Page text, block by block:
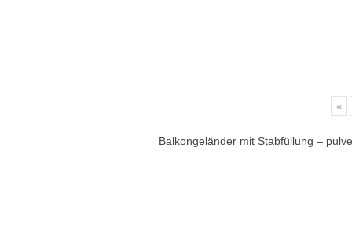
«
Balkongeländer mit Stabfüllung –